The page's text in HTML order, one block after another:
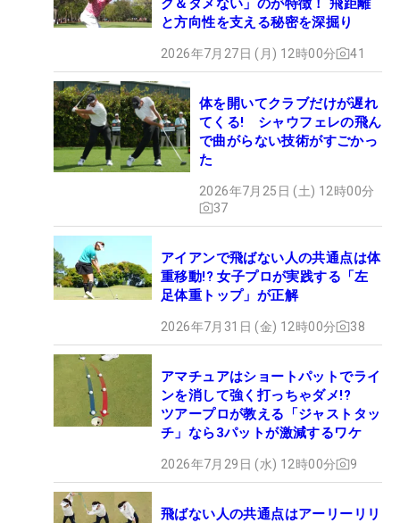
と方向性を支える秘密を深掘り
2026年7月27日 (月) 12時00分 41
体を開いてクラブだけが遅れ
てくる! シャウフェレの飛ん
で曲がらない技術がすごかっ
た
2026年7月25日 (土) 12時00分
37
アイアンで飛ばない人の共通点は体
重移動!? 女子プロが実践する「左
足体重トップ」が正解
2026年7月31日 (金) 12時00分 38
アマチュアはショートパットでライ
ンを消して強く打っちゃダメ!?
ツアープロが教える「ジャストタッ
チ」なら3パットが激減するワケ
2026年7月29日 (水) 12時00分 9
飛ばない人の共通点はアーリーリリ